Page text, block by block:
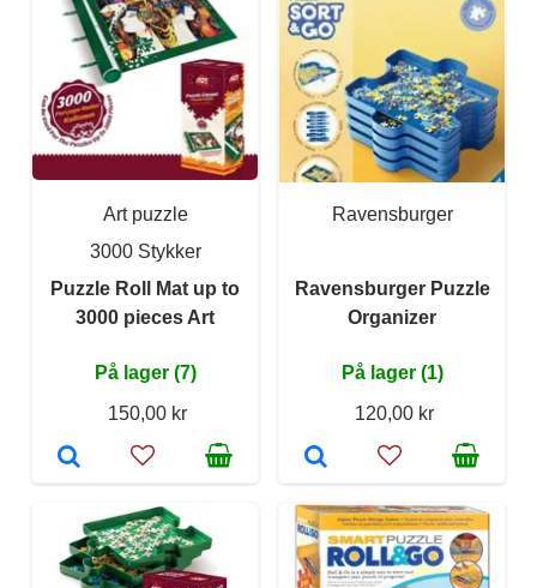
Art puzzle
3000 Stykker
Puzzle Roll Mat up to
3000 pieces Art
På lager (7)
150,00 kr
Ravensburger
Ravensburger Puzzle
Organizer
På lager (1)
120,00 kr